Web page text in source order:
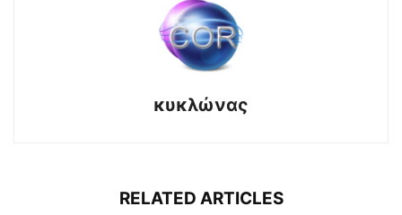
κυκλώνας
RELATED ARTICLES